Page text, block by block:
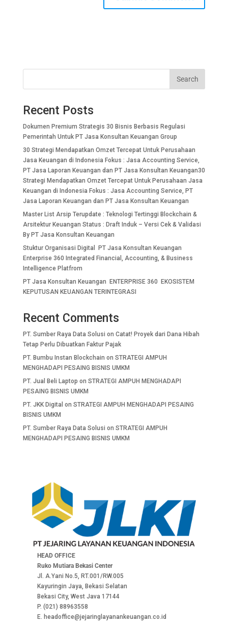
Search
Recent Posts
Dokumen Premium Strategis 30 Bisnis Berbasis Regulasi
Pemerintah Untuk PT Jasa Konsultan Keuangan Group
30 Strategi Mendapatkan Omzet Tercepat Untuk Perusahaan
Jasa Keuangan di Indonesia Fokus : Jasa Accounting Service,
PT Jasa Laporan Keuangan dan PT Jasa Konsultan Keuangan30
Strategi Mendapatkan Omzet Tercepat Untuk Perusahaan Jasa
Keuangan di Indonesia Fokus : Jasa Accounting Service, PT
Jasa Laporan Keuangan dan PT Jasa Konsultan Keuangan
Master List Arsip Terupdate : Teknologi Tertinggi Blockchain &
Arsitektur Keuangan Status : Draft Induk – Versi Cek & Validasi
By PT Jasa Konsultan Keuangan
Stuktur Organisasi Digital PT Jasa Konsultan Keuangan
Enterprise 360 Integrated Financial, Accounting, & Business
Intelligence Platfrom
PT Jasa Konsultan Keuangan ENTERPRISE 360 EKOSISTEM
KEPUTUSAN KEUANGAN TERINTEGRASI
Recent Comments
PT. Sumber Raya Data Solusi on Catat! Proyek dari Dana Hibah
Tetap Perlu Dibuatkan Faktur Pajak
PT. Bumbu Instan Blockchain on STRATEGI AMPUH
MENGHADAPI PESAING BISNIS UMKM
PT. Jual Beli Laptop on STRATEGI AMPUH MENGHADAPI
PESAING BISNIS UMKM
PT. JKK Digital on STRATEGI AMPUH MENGHADAPI PESAING
BISNIS UMKM
PT. Sumber Raya Data Solusi on STRATEGI AMPUH
MENGHADAPI PESAING BISNIS UMKM
HEAD OFFICE
Ruko Mutiara Bekasi Center
Jl. A.Yani No.5, RT.001/RW.005
Kayuringin Jaya, Bekasi Selatan
Bekasi City, West Java 17144
P. (021) 88963558
E. headoffice@jejaringlayanankeuangan.co.id